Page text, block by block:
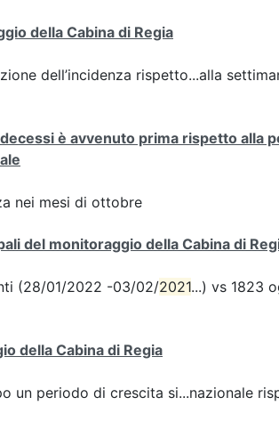
della Cabina di Regia
dell’incidenza rispetto...alla
è avvenuto prima rispetto alla
nei mesi di ottobre
del monitoraggio della Cabina di
(28/01/2022 -03/02/2021...) vs 1823
della Cabina di Regia
un periodo di crescita si...nazionale